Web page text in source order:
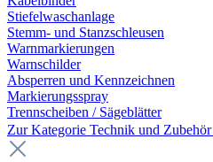
Stiefelwaschanlage
Stemm- und Stanzschleusen
Warnmarkierungen
Warnschilder
Absperren und Kennzeichnen
Markierungsspray
Trennscheiben / Sägeblätter
Zur Kategorie Technik und Zubehör